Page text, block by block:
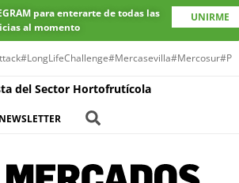
para enterarte de todas las
al momento
UNIRME
#LongLifeChallenge#Mercasevilla#Mercosur
del Sector Hortofrutícola
NEWSLETTER